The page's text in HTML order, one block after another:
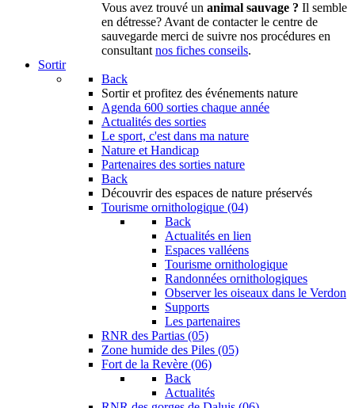
Vous avez trouvé un animal sauvage ? Il semble
en détresse? Avant de contacter le centre de
sauvegarde merci de suivre nos procédures en
consultant nos fiches conseils.
Sortir
Back
Sortir et profitez des événements nature
Agenda 600 sorties chaque année
Actualités des sorties
Le sport, c'est dans ma nature
Nature et Handicap
Partenaires des sorties nature
Back
Découvrir des espaces de nature préservés
Tourisme ornithologique (04)
Back
Actualités en lien
Espaces valléens
Tourisme ornithologique
Randonnées ornithologiques
Observer les oiseaux dans le Verdon
Supports
Les partenaires
RNR des Partias (05)
Zone humide des Piles (05)
Fort de la Revère (06)
Back
Actualités